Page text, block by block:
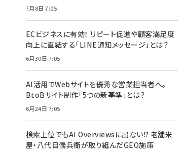
7月8日 7:05
ECビジネスに有効！ リピート促進や顧客満足度
向上に直結する「LINE通知メッセージ」とは？
6月30日 7:05
AI活用でWebサイトを優秀な営業担当者へ。
BtoBサイト制作「5つの新基準」とは？
6月24日 7:05
検索上位でもAI Overviewsに出ない!? 老舗米
屋・八代目儀兵衛が取り組んだGEO施策